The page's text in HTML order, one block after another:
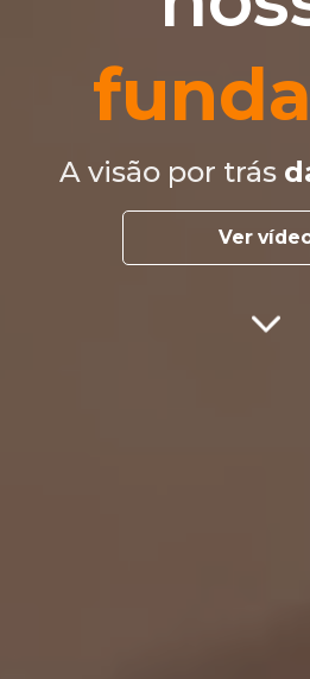
A visão por trás
Ver